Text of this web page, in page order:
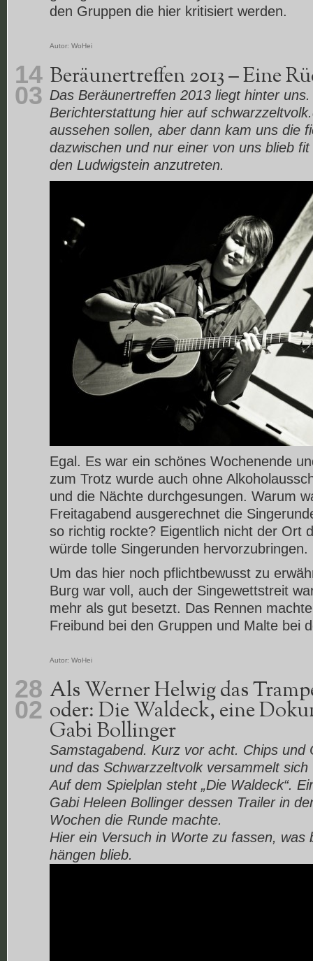
den Gruppen die hier kritisiert werden.
Autor: WoHei
14
03
Beräunertreffen 2013 – Eine
Das Beräunertreffen 2013 liegt hinter
Berichterstattung hier auf
aussehen sollen, aber dann kam uns die
dazwischen und nur einer von uns blieb
den Ludwigstein anzutreten.
Egal. Es war ein schönes Wochenende
zum Trotz wurde auch ohne
und die Nächte durchgesungen. Warum
Freitagabend ausgerechnet die
so richtig rockte? Eigentlich nicht der Ort
würde tolle Singerunden hervorzubringen.
Um das hier noch pflichtbewusst zu
Burg war voll, auch der Singewettstreit
mehr als gut besetzt. Das Rennen
Freibund bei den Gruppen und Malte bei
Autor: WoHei
28
02
Als Werner Helwig das
oder: Die Waldeck, eine
Gabi Bollinger
Samstagabend. Kurz vor acht. Chips und
und das Schwarzzeltvolk versammelt
Auf dem Spielplan steht „Die Waldeck“.
Gabi Heleen Bollinger dessen Trailer in
Wochen die Runde machte.
Hier ein Versuch in Worte zu fassen, was
hängen blieb.